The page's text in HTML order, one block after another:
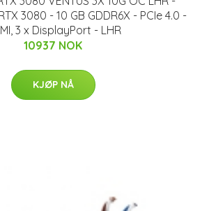
3080 - 10 GB GDDR6X - PCIe 4.0 -
3 x DisplayPort - LHR
10937 NOK
KJØP NÅ